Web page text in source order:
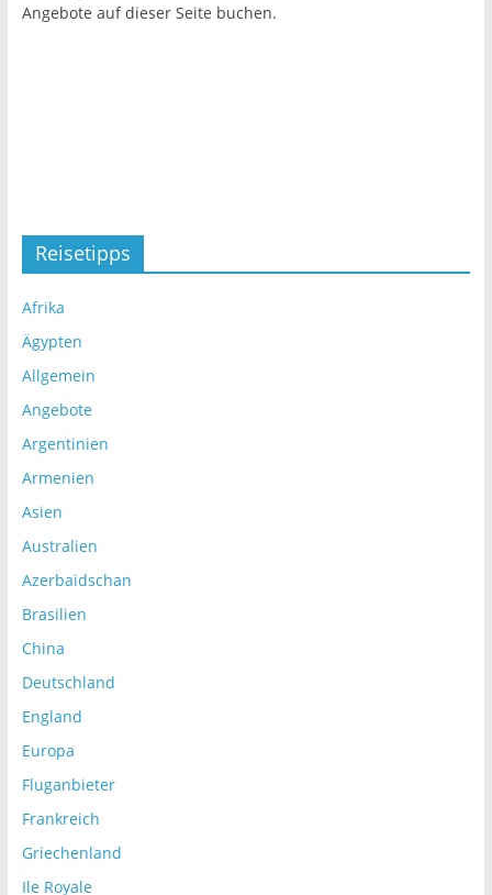
Angebote auf dieser Seite buchen.
Reisetipps
Afrika
Ägypten
Allgemein
Angebote
Argentinien
Armenien
Asien
Australien
Azerbaidschan
Brasilien
China
Deutschland
England
Europa
Fluganbieter
Frankreich
Griechenland
Ile Royale